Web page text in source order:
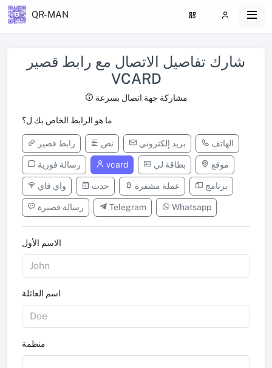
QR-MAN
شارك تفاصيل الاتصال مع رابط قصير
VCARD
مشاركة جهة اتصال بسرعة
ما هو الرابط الخاص بك ل؟
رابط قصير نص بريد إلكتروني الهاتف
رسالة فورية vcard بطاقة لي موقع
واي فاي حدث عملة مشفرة برنامج
رسالة قصيرة Telegram Whatsapp
الاسم الأول
اسم العائلة
منظمة